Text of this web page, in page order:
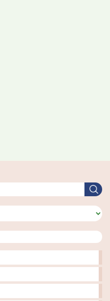
搜
尋